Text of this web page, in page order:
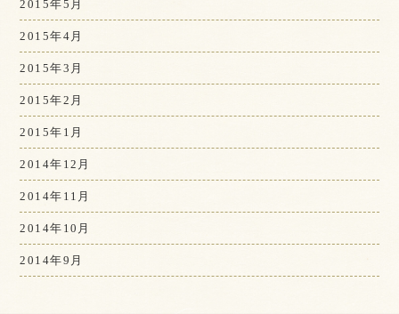
2015年5月
2015年4月
2015年3月
2015年2月
2015年1月
2014年12月
2014年11月
2014年10月
2014年9月